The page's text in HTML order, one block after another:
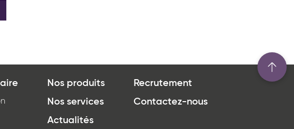
Nos produits
Nos services
Actualités
Recrutement
Contactez-nous